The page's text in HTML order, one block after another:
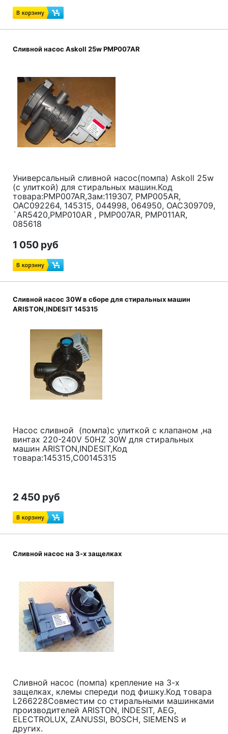
Сливной насос Askoll 25w PMP007AR
Универсальный сливной насос(помпа) Askoll 25w
(с улиткой) для стиральных машин.Код
товара:PMP007AR,Зам:119307, PMP005AR,
OAC092264, 145315, 044998, 064950, OAC309709,
`AR5420,PMP010AR , PMP007AR, PMP011AR,
085618
1 050 руб
Сливной насос 30W в сборе для стиральных машин
ARISTON,INDESIT 145315
Насос сливной (помпа)с улиткой с клапаном ,на
винтах 220-240V 50HZ 30W для стиральных
машин ARISTON,INDESIT,Код
товара:145315,C00145315
2 450 руб
Сливной насос на 3-х защелках
Сливной насос (помпа) крепление на 3-х
защелках, клемы спереди под фишку.Код товара
L266228Совместим со стиральными машинками
производителей ARISTON, INDESIT, AEG,
ELECTROLUX, ZANUSSI, BOSCH, SIEMENS и
других.